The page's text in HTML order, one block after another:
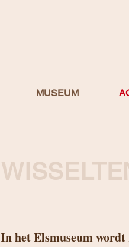
MUSEUM
In het Elsmuseum